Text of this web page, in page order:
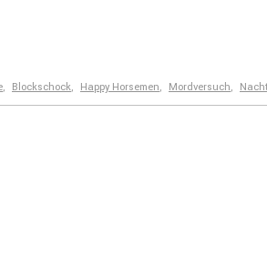
, Blockschock, Happy Horsemen, Mordversuch,